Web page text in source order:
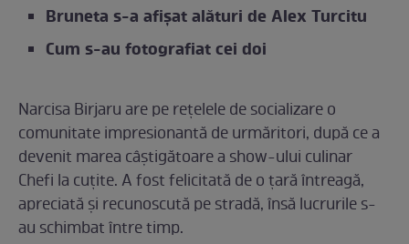
Bruneta s-a afișat alături de Alex Turcitu
Cum s-au fotografiat cei doi
Narcisa Birjaru are pe rețelele de socializare o
comunitate impresionantă de urmăritori, după ce a
devenit marea câștigătoare a show-ului culinar
Chefi la cuțite. A fost felicitată de o țară întreagă,
apreciată și recunoscută pe stradă, însă lucrurile s-
au schimbat între timp.